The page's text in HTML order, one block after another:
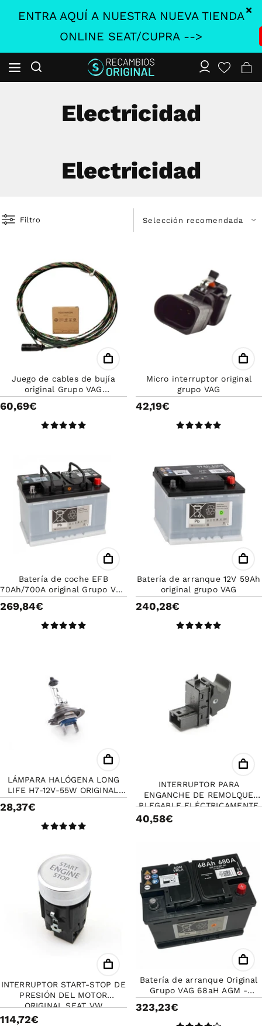
ENTRA AQUÍ A NUESTRA NUEVA TIENDA
ONLINE SEAT/CUPRA -->
Electricidad
Electricidad
Filtro
Juego de cables de bujía
original Grupo VAG
04L971785C
60,69€
Micro interruptor original
grupo VAG
42,19€
Batería de coche EFB
70Ah/700A original Grupo VAG
- Batería para sistemas start-
269,84€
Batería de arranque 12V 59Ah
original grupo VAG
240,28€
LÁMPARA HALÓGENA LONG
LIFE H7-12V-55W ORIGINAL
VW, SEAT, SKODA, AUDI
28,37€
INTERRUPTOR PARA
ENGANCHE DE REMOLQUE
PLEGABLE ELÉCTRICAMENTE
ORIGINAL SEAT VW
40,58€
INTERRUPTOR START-STOP DE
PRESIÓN DEL MOTOR
ORIGINAL SEAT VW
114,72€
Batería de arranque Original
Grupo VAG 68aH AGM -
Bateria para coches con
sistema start-stop
323,23€